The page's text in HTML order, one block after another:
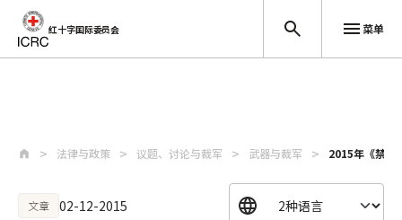
红十字国际委员会 菜单
法律与政策 议题、讨论与裁军 武器与裁军 2015年《禁止
文章 02-12-2015